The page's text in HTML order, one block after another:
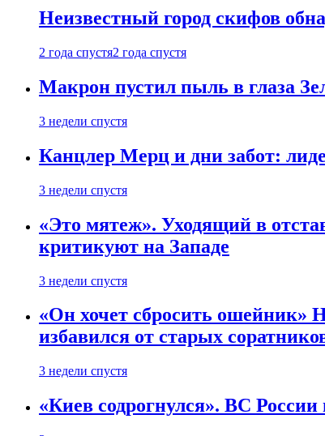
Неизвестный город скифов
2 года спустя2 года спустя
Макрон пустил пыль в глаза
3 недели спустя
Канцлер Мерц и дни забот:
3 недели спустя
«Это мятеж». Уходящий в
критикуют на Западе
3 недели спустя
«Он хочет сбросить ошейник»
избавился от старых
3 недели спустя
«Киев содрогнулся». ВС